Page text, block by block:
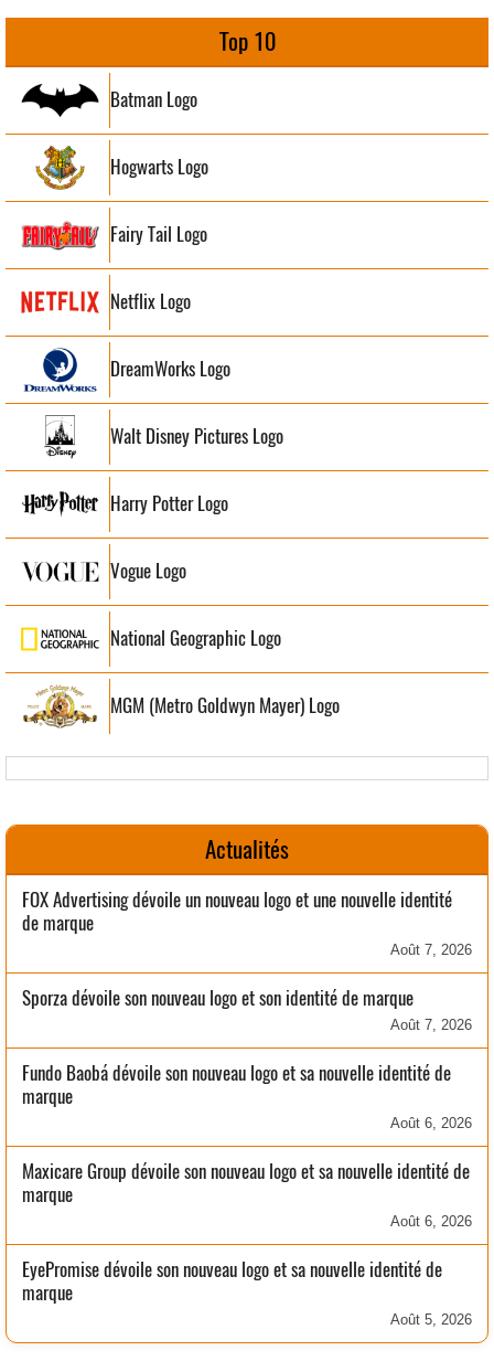
Top 10
Batman Logo
Hogwarts Logo
Fairy Tail Logo
Netflix Logo
DreamWorks Logo
Walt Disney Pictures Logo
Harry Potter Logo
Vogue Logo
National Geographic Logo
MGM (Metro Goldwyn Mayer) Logo
Actualités
FOX Advertising dévoile un nouveau logo et une nouvelle identité
de marque
Août 7, 2026
Sporza dévoile son nouveau logo et son identité de marque
Août 7, 2026
Fundo Baobá dévoile son nouveau logo et sa nouvelle identité de
marque
Août 6, 2026
Maxicare Group dévoile son nouveau logo et sa nouvelle identité de
marque
Août 6, 2026
EyePromise dévoile son nouveau logo et sa nouvelle identité de
marque
Août 5, 2026